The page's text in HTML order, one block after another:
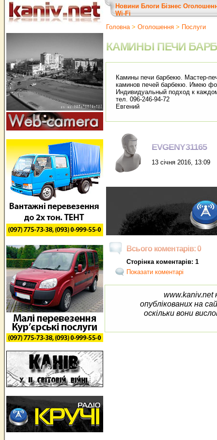
Новини Блоги Бізнес
Wi-Fi
Головна> Оголошення > Послуги
КАМИНЫ ПЕЧИ
Камины печи барбекю. Мастер-
каминов печей барбекю. Имею
Индивидуальный подход к
тел. 096-246-94-72
Евгений
EVGENY31165
13 січня 2016, 13:09
Всього коментарів: 0
Сторінка коментарів: 1
Показати коментарі
www.kaniv.net
опублікованих на
оскільки вони